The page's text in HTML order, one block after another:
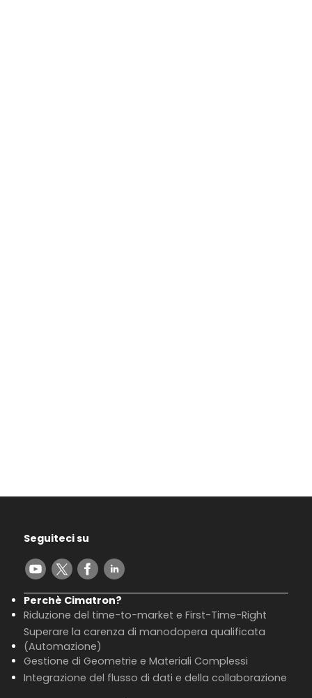
Seguiteci su
Perchè Cimatron?
Riduzione del time-to-market e First-Time-Right
Superare la carenza di manodopera qualificata
(Automazione)
Gestione di Geometrie e Materiali Complessi
Integrazione del flusso di dati e della collaborazione